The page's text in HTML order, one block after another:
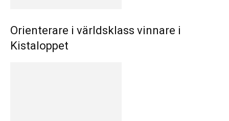
Orienterare i världsklass vinnare i
Kistaloppet